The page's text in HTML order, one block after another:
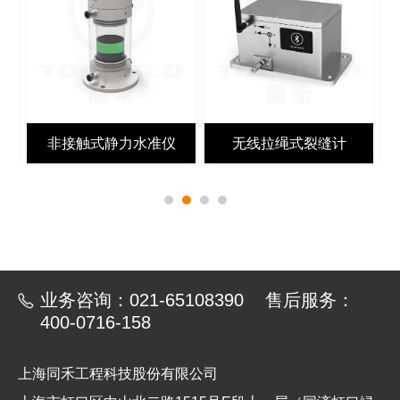
非接触式静力水准仪 无线拉绳式裂缝计
业务咨询：021-65108390 售后服务：
400-0716-158
上海同禾工程科技股份有限公司